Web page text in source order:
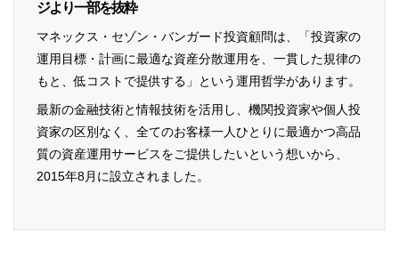
ジより一部を抜粋
マネックス・セゾン・バンガード投資顧問は、「投資家の
運用目標・計画に最適な資産分散運用を、一貫した規律の
もと、低コストで提供する」という運用哲学があります。
最新の金融技術と情報技術を活用し、機関投資家や個人投
資家の区別なく、全てのお客様一人ひとりに最適かつ高品
質の資産運用サービスをご提供したいという想いから、
2015年8月に設立されました。